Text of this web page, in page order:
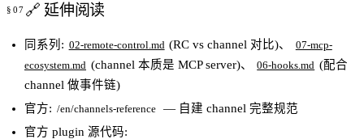
🔗 延伸阅读
同系列: 02-remote-control.md (RC vs channel 对比)、
07-mcp-
ecosystem.md (channel 本质是 MCP server)、 06-hooks.md (配合
channel 做事件链)
官方: /en/channels-reference
— 自建 channel 完整规范
官方 plugin 源代码: